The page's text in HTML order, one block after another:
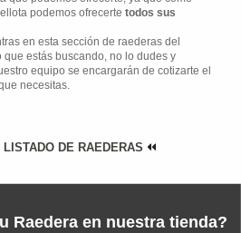
podemos ofrecertetodos sus
en esta sección de raederas del
estás buscando, no lo dudes y
equipo se encargarán de cotizarte el
necesitas.
DE RAEDERAS
Raedera en nuestra tienda?